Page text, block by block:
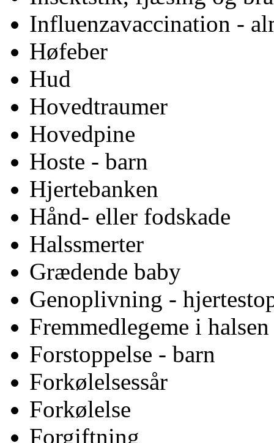
Influenzavaccination -
Høfeber
Hud
Hovedtraumer
Hovedpine
Hoste - barn
Hjertebanken
Hånd- eller fodskade
Halssmerter
Grædende baby
Genoplivning -
Fremmedlegeme i halsen
Forstoppelse - barn
Forkølelsessår
Forkølelse
Forgiftning